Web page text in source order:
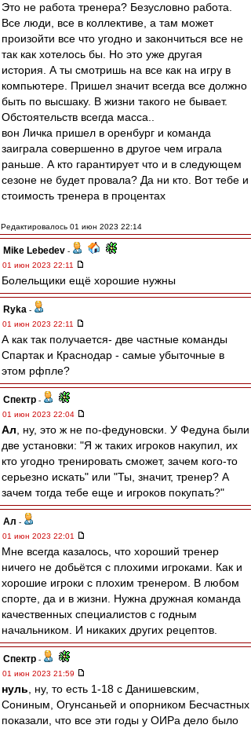
Это не работа тренера? Безусловно работа.
Все люди, все в коллективе, а там может
произойти все что угодно и закончиться все не
так как хотелось бы. Но это уже другая
история. А ты смотришь на все как на игру в
компьютере. Пришел значит всегда все должно
быть по высшаку. В жизни такого не бывает.
Обстоятельств всегда масса..
вон Личка пришел в оренбург и команда
заиграла совершенно в другое чем играла
раньше. А кто гарантирует что и в следующем
сезоне не будет провала? Да ни кто. Вот тебе и
стоимость тренера в процентах
Редактировалось 01 июн 2023 22:14
Mike Lebedev -
01 июн 2023 22:11
Болельщики ещё хорошие нужны
Ryka -
01 июн 2023 22:11
А как так получается- две частные команды
Спартак и Краснодар - самые убыточные в
этом рфпле?
Спектр -
01 июн 2023 22:04
Ал , ну, это ж не по-федуновски. У Федуна были
две установки: "Я ж таких игроков накупил, их
кто угодно тренировать сможет, зачем кого-то
серьезно искать" или "Ты, значит, тренер? А
зачем тогда тебе еще и игроков покупать?"
Ал -
01 июн 2023 22:01
Мне всегда казалось, что хороший тренер
ничего не добьётся с плохими игроками. Как и
хорошие игроки с плохим тренером. В любом
спорте, да и в жизни. Нужна дружная команда
качественных специалистов с годным
начальником. И никаких других рецептов.
Спектр -
01 июн 2023 21:59
нуль , ну, то есть 1-18 с Данишевским,
Сониным, Огунсаньей и опорником Бесчастных
показали, что все эти годы у ОИРа дело было